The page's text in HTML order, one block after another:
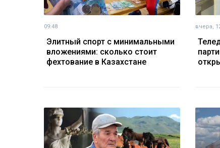
09:48
Элитный спорт с минимальными
вложениями: сколько стоит
фехтование в Казахстане
вчера,